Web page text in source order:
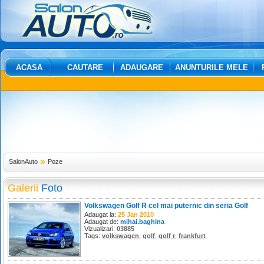
ACASA CAUTARE ADAUGARE ANUNTURILE MELE
SalonAuto Poze
Galerii Foto
Volkswagen Golf R cel mai puternic din seria Golf
Adaugat la: 25 Jan 2010
Adaugat de: mihai.baghina
Vizualizari: 03885
Tags: volkswagen golf golf r frankfurt